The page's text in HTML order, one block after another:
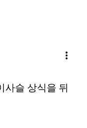
more_vert
슬 상식을 뒤